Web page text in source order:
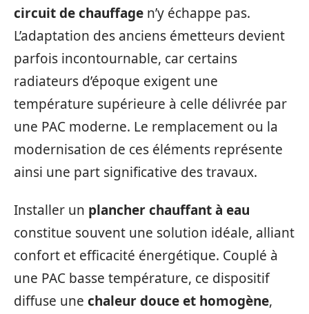
circuit de chauffage n’y échappe pas.
L’adaptation des anciens émetteurs devient
parfois incontournable, car certains
radiateurs d’époque exigent une
température supérieure à celle délivrée par
une PAC moderne. Le remplacement ou la
modernisation de ces éléments représente
ainsi une part significative des travaux.
Installer un plancher chauffant à eau
constitue souvent une solution idéale, alliant
confort et efficacité énergétique. Couplé à
une PAC basse température, ce dispositif
diffuse une chaleur douce et homogène,